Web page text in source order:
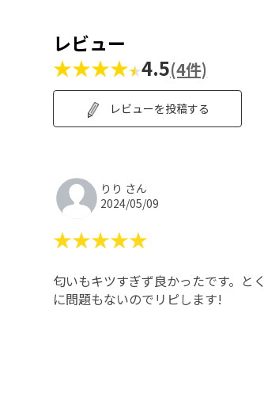
レビュー
★★★★ 4.5(4件)
レビューを投稿する
りり さん
2024/05/09
★★★★★
匂いもキツすぎず良かったです。とく
に問題もないのでリピします!